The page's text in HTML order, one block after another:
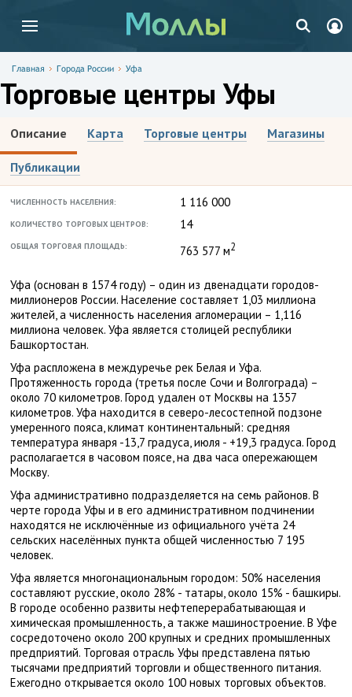
Главная Города России Уфа
Торговые центры Уфы
Описание Карта Торговые центры Магазины
Публикации
ЧИСЛЕННОСТЬ НАСЕЛЕНИЯ: 1 116 000
КОЛИЧЕСТВО ТОРГОВЫХ ЦЕНТРОВ: 14
ОБЩАЯ ТОРГОВАЯ ПЛОЩАДЬ: 763 577 м2
Уфа (основан в 1574 году) – один из двенадцати городов-
миллионеров России. Население составляет 1,03 миллиона
жителей, а численность населения агломерации – 1,116
миллиона человек. Уфа является столицей республики
Башкортостан.
Уфа распложена в междуречье рек Белая и Уфа.
Протяженность города (третья после Сочи и Волгограда) –
около 70 километров. Город удален от Москвы на 1357
километров. Уфа находится в северо-лесостепной подзоне
умеренного пояса, климат континентальный: средняя
температура января -13,7 градуса, июля - +19,3 градуса. Город
располагается в часовом поясе, на два часа опережающем
Москву.
Уфа административно подразделяется на семь районов. В
черте города Уфы и в его административном подчинении
находятся не исключённые из официального учёта 24
сельских населённых пункта общей численностью 7 195
человек.
Уфа является многонациональным городом: 50% населения
составляют русские, около 28% - татары, около 15% - башкиры.
В городе особенно развиты нефтеперерабатывающая и
химическая промышленность, а также машиностроение. В Уфе
сосредоточено около 200 крупных и средних промышленных
предприятий. Торговая отрасль Уфы представлена пятью
тысячами предприятий торговли и общественного питания.
Ежегодно открывается около 100 новых торговых объектов.